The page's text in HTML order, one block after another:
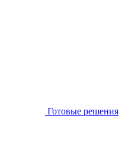
Готовые решения